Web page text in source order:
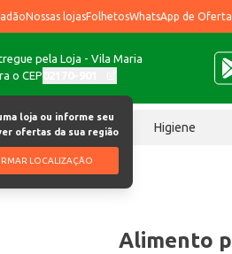
Nossas lojasFolhetosWhatsApp de
pela Loja - Vila Maria
o CEP
loja ou informe seu
ofertas da sua região
LOCALIZAÇÃO
Chocolates Higiene
Carne 85g
Alimento